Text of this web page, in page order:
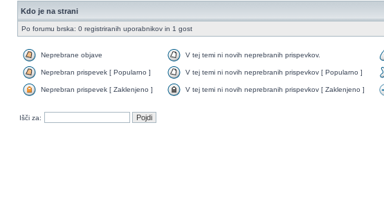
Kdo je na strani
Po forumu brska: 0 registriranih uporabnikov in 1 gost
Neprebrane objave V tej temi ni novih neprebranih prispevkov.
Neprebran prispevek [ Popularno ] V tej temi ni novih neprebranih prispevkov [ Popularno ]
Neprebran prispevek [ Zaklenjeno ] V tej temi ni novih neprebranih prispevkov [ Zaklenjeno ]
Išči za: